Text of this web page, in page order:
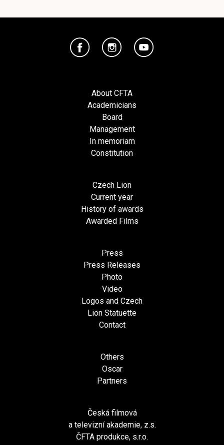
About CFTA
Academicians
Board
Management
In memoriam
Constitution
Czech Lion
Current year
History of awards
Awarded Films
Press
Press Releases
Photo
Video
Logos and Czech
Lion Statuette
Contact
Others
Oscar
Partners
Česká filmová
a televizní akademie, z.s.
ČFTA produkce, s.r.o.